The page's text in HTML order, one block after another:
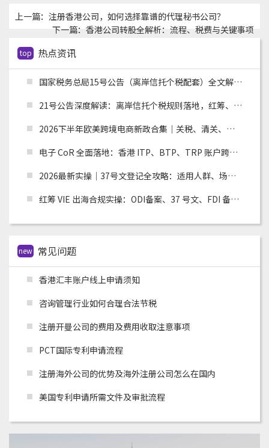
上一篇： 注册香港公司，如何选择靠谱的代理秘书公司？
下一篇： 香港公司转股全解析：流程、税费与关键事项
top 热点资讯
国家税务总局15号公告（离岸信托个税配套）全文解读：申报主体、时间节点、追溯资料与跨境架构整改
21号公告深度解读：离岸信托个税规则落地，红筹、高净值架构迎来重大合规变革
2026下半年欧美跨境电商新政合集｜关税、清关、环保合规全面收紧，卖家如何应对？
电子 CoR 全面落地：香港 ITP、BTP、TRP 账户跨境税务合规实操指南
2026最新实操｜37号文登记全攻略：适用人群、场景、流程及材料清单
红筹 VIE 出海合规实操：ODI备案、37 号文、FDI 备案适用场景全解析
new 常见问题
香港汇丰账户线上申请须知
咨询管理行业如何合理合法节税
注册开曼公司的费用及费用收取注意事项
PCT国际专利申请流程
注册海外公司的优势及海外注册公司怎么在国内
美国专利申请所需文件及审批流程